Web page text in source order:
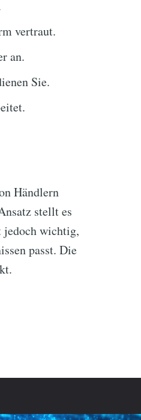
vertraut.
an.
Sie.
Händlern
stellt es
jedoch wichtig,
passt. Die